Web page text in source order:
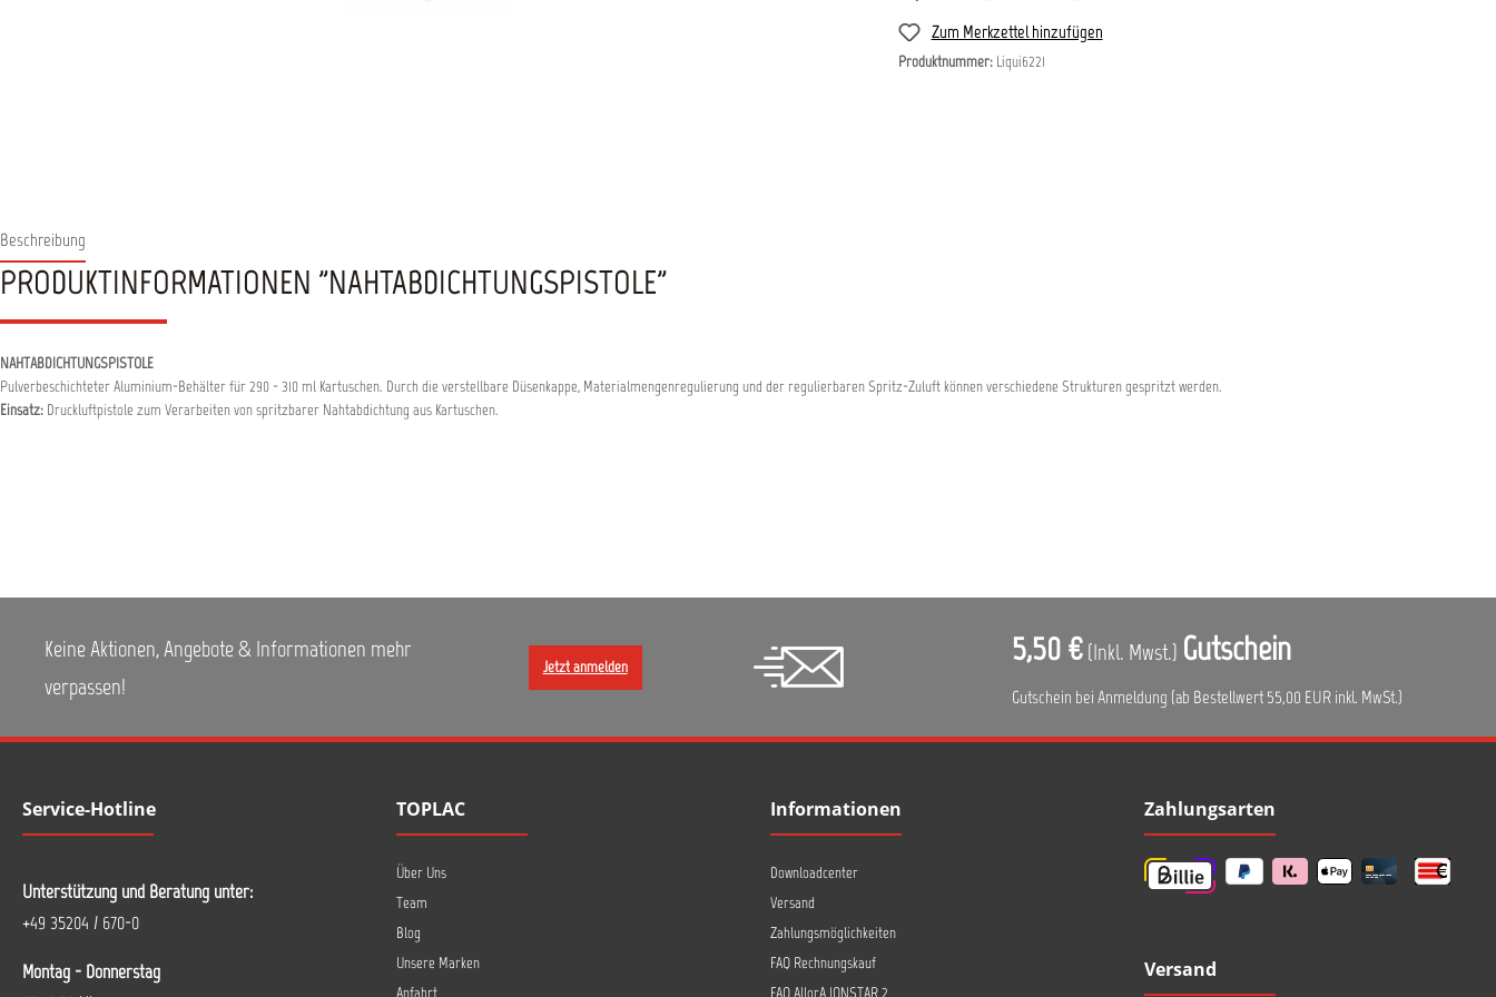
Zum Merkzettel hinzufügen
Produktnummer: Liqui6221
Beschreibung
PRODUKTINFORMATIONEN "NAHTABDICHTUNGSPISTOLE"
NAHTABDICHTUNGSPISTOLE
Pulverbeschichteter Aluminium-Behälter für 290 - 310 ml Kartuschen. Durch die verstellbare Düsenkappe, Materialmengenregulierung und der regulierbaren Spritz-Zuluft können verschiedene Strukturen gespritzt werden.
Einsatz: Druckluftpistole zum Verarbeiten von spritzbarer Nahtabdichtung aus Kartuschen.
Keine Aktionen, Angebote & Informationen mehr
verpassen!
Jetzt anmelden 5,50 € (Inkl. Mwst.) Gutschein
Gutschein bei Anmeldung (ab Bestellwert 55,00 EUR inkl. MwSt.)
Service-Hotline
Unterstützung und Beratung unter:
+49 35204 / 670-0
Montag - Donnerstag
TOPLAC
Über Uns
Team
Blog
Unsere Marken
Anfahrt
Informationen
Downloadcenter
Versand
Zahlungsmöglichkeiten
FAQ Rechnungskauf
FAQ AllorA IONSTAR 2
Zahlungsarten
Versand